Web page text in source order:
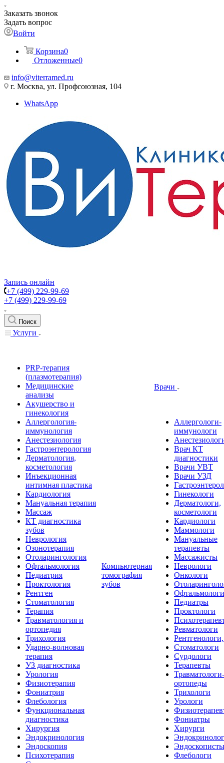
Заказать звонок
Задать вопрос
Войти
Корзина0
Отложенные0
info@viterramed.ru
г. Москва, ул. Профсоюзная, 104
WhatsApp
Запись онлайн
+7 (499) 229-99-69
+7 (499) 229-99-69
Поиск
Услуги
PRP-терапия
(плазмотерапия)
Медицинские
анализы
Акушерство и
гинекология
Аллергология-
иммунология
Анестезиология
Гастроэнтерология
Дерматология,
косметология
Инъекционная
интимная пластика
Кардиология
Мануальная терапия
Массаж
КТ диагностика
зубов
Неврология
Озонотерапия
Отоларингология
Офтальмология
Педиатрия
Проктология
Рентген
Стоматология
Терапия
Травматология и
ортопедия
Трихология
Ударно-волновая
терапия
УЗ диагностика
Урология
Физиотерапия
Фониатрия
Флебология
Функциональная
диагностика
Хирургия
Эндокринология
Эндоскопия
Психотерапия
Компьютерная
томография
зубов
Врачи
Аллергологи-
иммунологи
Врач КТ
диагностики
Врачи УВТ
Врачи УЗД
Гинекологи
Дерматологи,
косметологи
Кардиологи
Маммологи
Мануальные
терапевты
Массажисты
Неврологи
Онкологи
Офтальмологи
Педиатры
Проктологи
Ревматологи
Стоматологи
Сурдологи
Терапевты
Травматологи-
ортопеды
Трихологи
Урологи
Фониатры
Хирурги
Эндоскописты
Флебологи